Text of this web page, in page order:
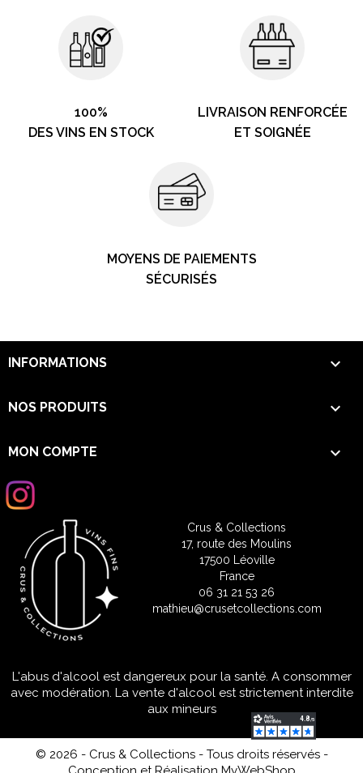
100%
DES VINS EN STOCK
LIVRAISON RENFORCÉE
ET SOIGNÉE
MOYENS DE PAIEMENTS
SÉCURISÉS
INFORMATIONS 
NOS PRODUITS 
MON COMPTE 
Crus & Collections
17, route des Moulins
17500 Léoville
France
06 31 21 53 26
mathieu@crusetcollections.com
L'abus d'alcool est dangereux pour la santé. A consommer
avec modération. La vente d'alcool est strictement interdite
aux mineurs
© 2026 - Crus & Collections - Tous droits réservés -